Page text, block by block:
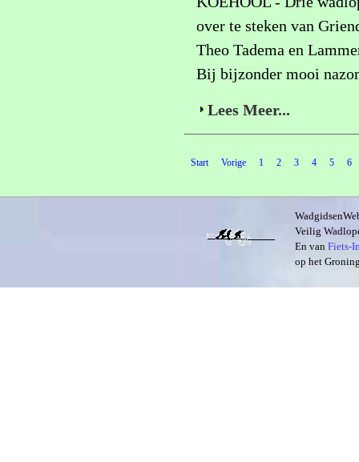
over te steken van
Theo Tadema en
Bij bijzonder mooi
Lees Meer...
Start Vorige 1 2 3 4 5 6
Veilig
En van Fiets-
op het